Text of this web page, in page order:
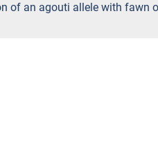
of an agouti allele with fawn